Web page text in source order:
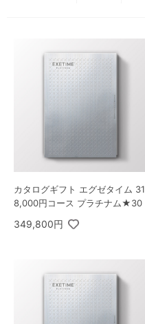
カタログギフト エグゼタイム 31
8,000円コース プラチナム★30
349,800円